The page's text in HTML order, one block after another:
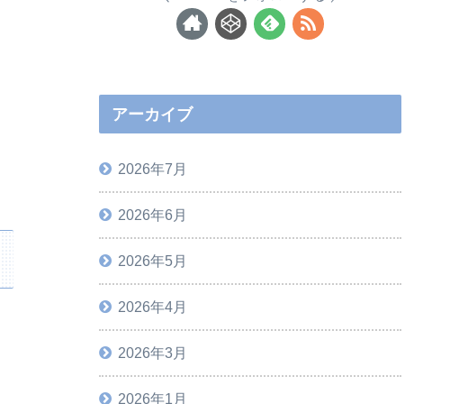
アーカイブ
2026年7月
2026年6月
2026年5月
2026年4月
2026年3月
2026年1月